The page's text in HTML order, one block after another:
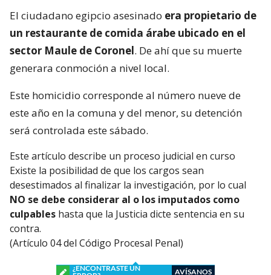
El ciudadano egipcio asesinado era propietario de
un restaurante de comida árabe ubicado en el
sector Maule de Coronel. De ahí que su muerte
generara conmoción a nivel local.
Este homicidio corresponde al número nueve de
este año en la comuna y del menor, su detención
será controlada este sábado.
Este artículo describe un proceso judicial en curso
Existe la posibilidad de que los cargos sean
desestimados al finalizar la investigación, por lo cual
NO se debe considerar al o los imputados como
culpables hasta que la Justicia dicte sentencia en su
contra.
(Artículo 04 del Código Procesal Penal)
¿ENCONTRASTE UN
AVÍSANOS